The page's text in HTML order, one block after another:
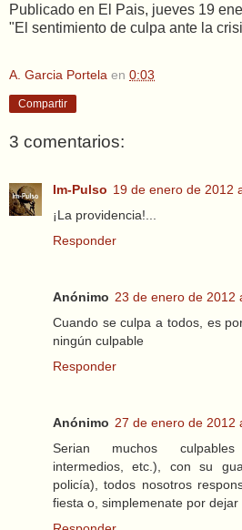
Publicado en El Pais, jueves 19
"El sentimiento de culpa ante la
A. Garcia Portela en 0:03
Compartir
3 comentarios:
Im-Pulso 19 de enero de 2012
¡La providencia!...
Responder
Anónimo 23 de enero de 2012
Cuando se culpa a todos, es
ningún culpable
Responder
Anónimo 27 de enero de 2012
Serian muchos culpables
intermedios, etc.), con su
policía), todos nosotros
fiesta o, simplemenate por dejar